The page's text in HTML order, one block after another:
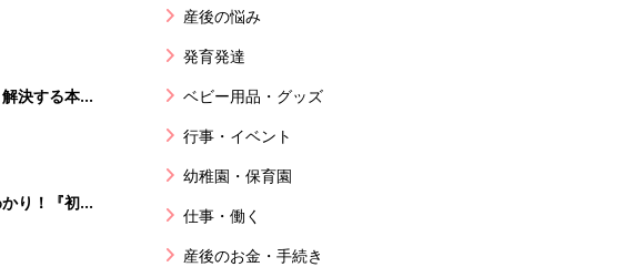
決する本
カ月～2才
り！『初め
巻頭大特
産後の悩み
発育発達
ベビー用品・グッズ
行事・イベント
幼稚園・保育園
仕事・働く
産後のお金・手続き